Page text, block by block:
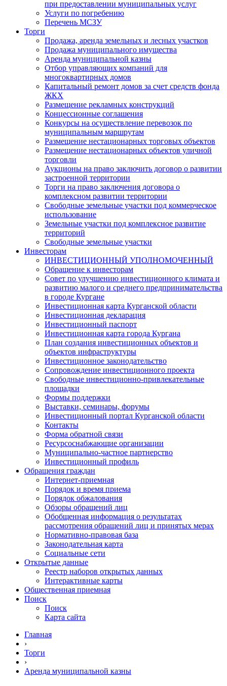
при предоставлении муниципальных услуг
Услуги по погребению
Перечень МСЗУ
Торги
Продажа, аренда земельных и лесных участков
Продажа муниципального имущества
Аренда муниципальной казны
Отбор управляющих компаний для
многоквартирных домов
Капитальный ремонт домов за счет средств фонда
ЖКХ
Размещение рекламных конструкций
Концессионные соглашения
Конкурсы на осуществление перевозок по
муниципальным маршрутам
Размещение нестационарных торговых объектов
Размещение нестационарных объектов уличной
торговли
Аукционы на право заключить договор о развитии
застроенной территории
Торги на право заключения договора о
комплексном развитии территории
Свободные земельные участки под коммерческое
использование
Земельные участки под комплексное развитие
территорий
Свободные земельные участки
Инвесторам
ИНВЕСТИЦИОННЫЙ УПОЛНОМОЧЕННЫЙ
Обращение к инвесторам
Совет по улучшению инвестиционного климата и
развитию малого и среднего предпринимательства
в городе Кургане
Инвестиционная карта Курганской области
Инвестиционная декларация
Инвестиционный паспорт
Инвестиционная карта города Кургана
План создания инвестиционных объектов и
объектов инфраструктуры
Инвестиционное законодательство
Сопровождение инвестиционного проекта
Свободные инвестиционно-привлекательные
площадки
Формы поддержки
Выставки, семинары, форумы
Инвестиционный портал Курганской области
Контакты
Форма обратной связи
Ресурсоснабжающие организации
Муниципально-частное партнерство
Инвестиционный профиль
Обращения граждан
Интернет-приемная
Порядок и время приема
Порядок обжалования
Обзоры обращений лиц
Обобщенная информация о результатах
рассмотрения обращений лиц и принятых мерах
Нормативно-правовая база
Законодательная карта
Социальные сети
Открытые данные
Реестр наборов открытых данных
Интерактивные карты
Общественная приемная
Поиск
Поиск
Карта сайта
Главная
›
Торги
›
Аренда муниципальной казны